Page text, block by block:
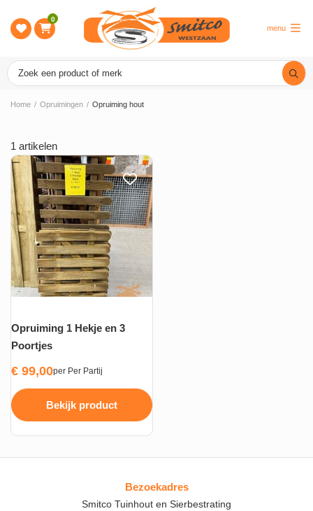
0
menu
Home / Opruimingen / Opruiming hout
1 artikelen
Opruiming 1 Hekje en 3
Poortjes
€ 99,00per Per Partij
Bekijk product
Bezoekadres
Smitco Tuinhout en Sierbestrating